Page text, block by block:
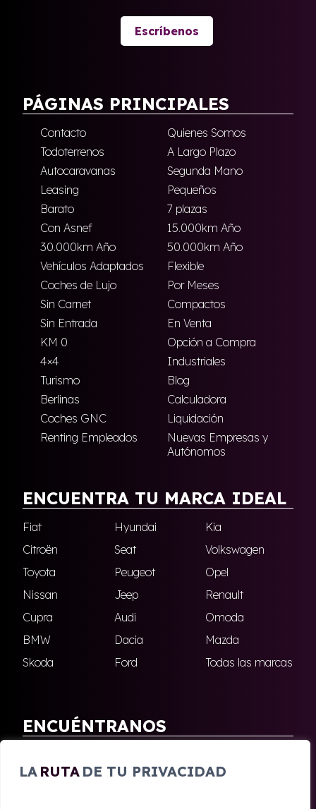
LA RUTA DE TU PRIVACIDAD
Escríbenos
PÁGINAS PRINCIPALES
Contacto
Quienes Somos
Todoterrenos
A Largo Plazo
Autocaravanas
Segunda Mano
Leasing
Pequeños
Barato
7 plazas
Con Asnef
15.000km Año
30.000km Año
50.000km Año
Vehículos Adaptados
Flexible
Coches de Lujo
Por Meses
Sin Carnet
Compactos
Sin Entrada
En Venta
KM 0
Opción a Compra
4×4
Industriales
Turismo
Blog
Berlinas
Calculadora
Coches GNC
Liquidación
Renting Empleados
Nuevas Empresas y
Autónomos
ENCUENTRA TU MARCA IDEAL
Fiat Hyundai
Kia
Citroën
Seat
Volkswagen
Toyota
Peugeot
Opel
Nissan
Jeep
Renault
Cupra
Audi
Omoda
BMW
Dacia
Mazda
Skoda
Ford Todas las marcas
ENCUÉNTRANOS
Marbella
Nerja